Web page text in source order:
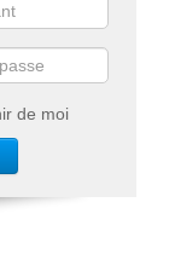
de moi